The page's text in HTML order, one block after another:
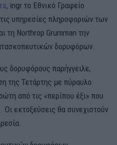
, ingr το Εθνικό Γραφείο
υπηρεσίες πληροφοριών των
τη Northrop Grumman την
δορυφόρων.
δορυφόρους παρήγγειλε,
της Τετάρτης με πύραυλο
από τις «περίπου έξι» που
Οι εκτοξεύσεις θα συνεχιστούν